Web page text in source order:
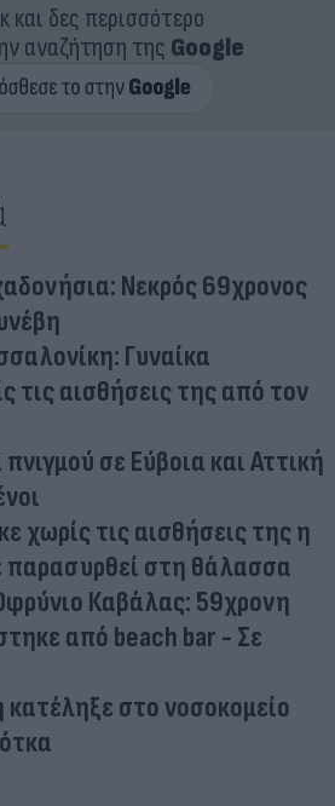
και δες περισσότερο
αναζήτηση της Google
Νεκρός 69χρονος
Γυναίκα
τις αισθήσεις της από τον
σε Εύβοια και Αττική
χωρίς τις αισθήσεις της η
παρασυρθεί στη θάλασσα
Καβάλας: 59χρονη
από beach bar - Σε
στο νοσοκομείο